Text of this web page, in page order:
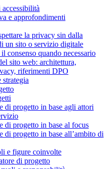
e approfondimenti
la privacy sin dalla
un sito o servizio digitale
consenso quando necessario
sito web: architettura,
riferimenti DPO
di progetto in base agli attori
di progetto in base al focus
di progetto in base all’ambito di
e figure coinvolte
di progetto